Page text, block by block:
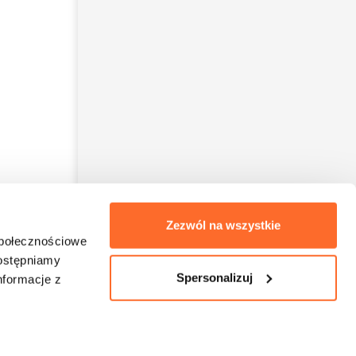
z
Zezwól na wszystkie
Spersonalizuj
Oddzwońcie do mnie